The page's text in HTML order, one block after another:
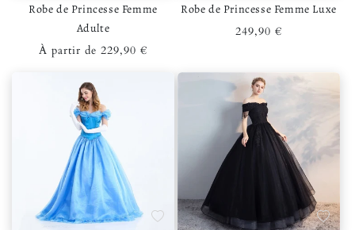
Robe de Princesse Femme
Adulte
Prix habituel
À partir de 229,90 €
Robe de Princesse Femme Luxe
Prix habituel
249,90 €
Ajouter à la liste de souhaits Ajouter